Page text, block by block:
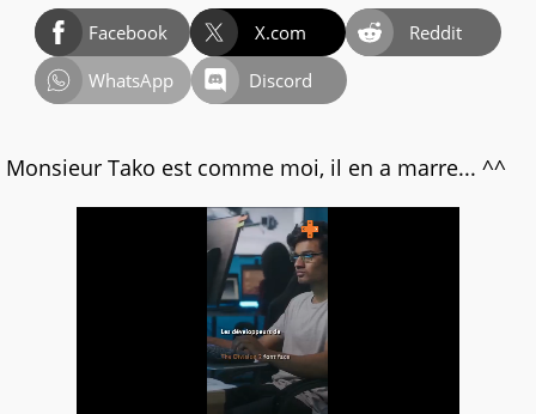
Facebook X.com
Reddit
WhatsApp
Discord
Monsieur Tako est comme moi, il en a marre... ^^